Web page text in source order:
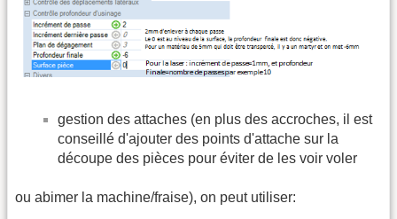
gestion des attaches (en plus des accroches, il est
conseillé d'ajouter des points d'attache sur la
découpe des pièces pour éviter de les voir voler
ou abimer la machine/fraise), on peut utiliser: